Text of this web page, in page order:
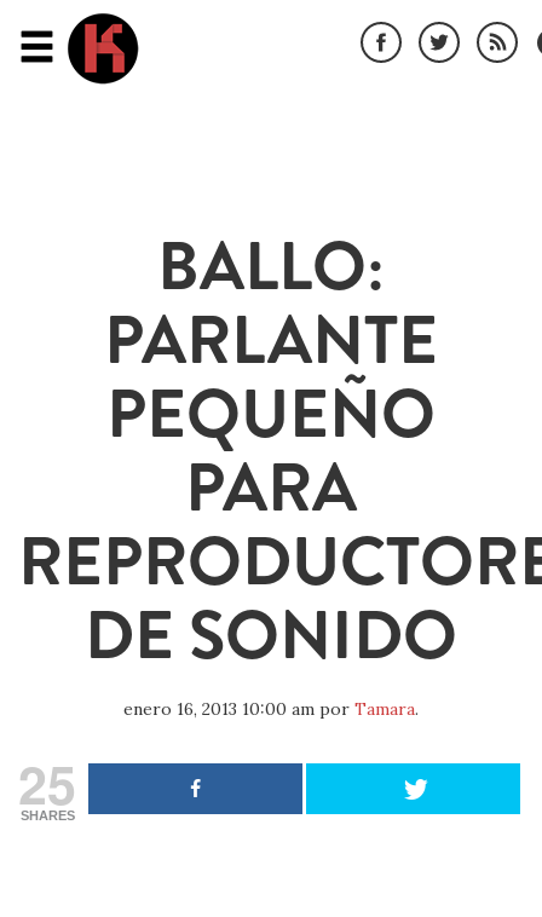
BALLO:
PARLANTE
PEQUEÑO
PARA
DE SONIDO
enero 16, 2013 10:00 am por Tamara.
25
SHARES